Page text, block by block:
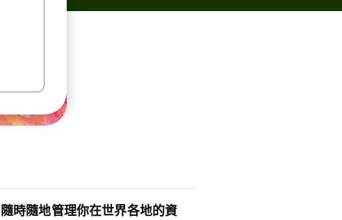
隨時隨地管理你在世界各地的資